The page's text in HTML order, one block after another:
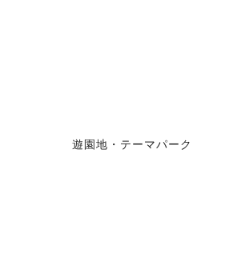
遊園地・テーマパーク